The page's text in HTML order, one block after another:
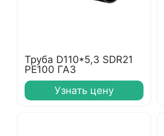
Труба D110*5,3 SDR21
PE100 ГАЗ
Узнать цену